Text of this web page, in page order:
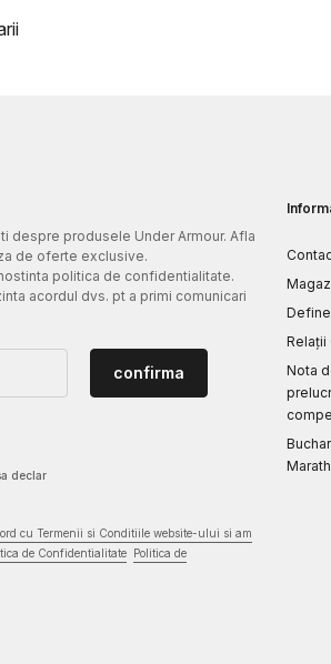
despre produsele Under Armour. Afla
de oferte exclusive.
politica de confidentialitate.
acordul dvs. pt a primi comunicari
declar
confirma
cu Termenii si Conditiile website-ului si am
de Confidentialitate
Politica de
Relații
Nota